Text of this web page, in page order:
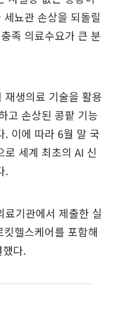
뇨관 손상을 되돌릴
족 의료수요가 큰 분
재생의료 기술을 활용
고 손상된 콩팥 기능
. 이에 따라 6월 말 국
세계 최초의 AI 신
.
기관에서 제출한 실
헬스케어를 포함해
다.